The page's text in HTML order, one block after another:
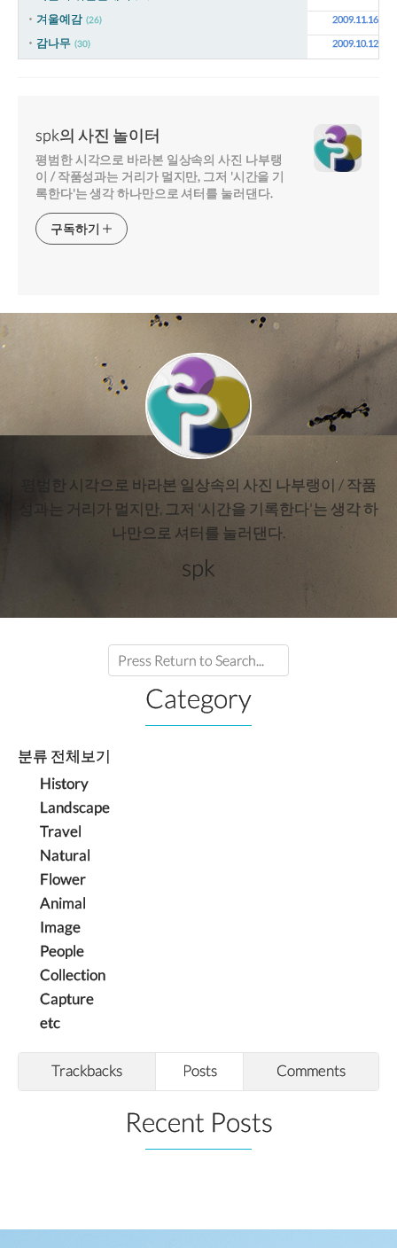
겨울예감 (26) 2009.11.16
감나무 (30) 2009.10.12
spk의 사진 놀이터
평범한 시각으로 바라본 일상속의 사진 나부랭
이 / 작품성과는 거리가 멀지만, 그저 '시간을 기
록한다'는 생각 하나만으로 셔터를 눌러댄다.
구독하기
평범한 시각으로 바라본 일상속의 사진 나부랭이 / 작품
성과는 거리가 멀지만, 그저 '시간을 기록한다'는 생각 하
나만으로 셔터를 눌러댄다.
spk
Category
분류 전체보기
History
Landscape
Travel
Natural
Flower
Animal
Image
People
Collection
Capture
etc
Trackbacks Posts Comments
Recent Posts